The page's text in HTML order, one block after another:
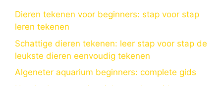
Dieren tekenen voor beginners: stap voor stap
leren tekenen
Schattige dieren tekenen: leer stap voor stap de
leukste dieren eenvoudig tekenen
Algeneter aquarium beginners: complete gids